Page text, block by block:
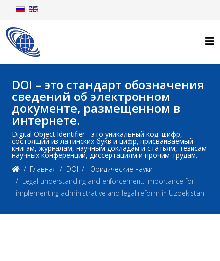
DOI – это стандарт обозначения
сведений об электронном
документе, размещенном в
интернете.
Digital Object Identifier - это уникальный код: шифр,
состоящий из латинских букв и цифр, присваиваемый
книгам, журналам, научным докладам и статьям, тезисам
научных конференций, диссертациям и прочим трудам.
Главная
DOI
Юридические науки
Legal understanding and enforcement: importance for
implementing administrative and legal reform in Uzbekistan